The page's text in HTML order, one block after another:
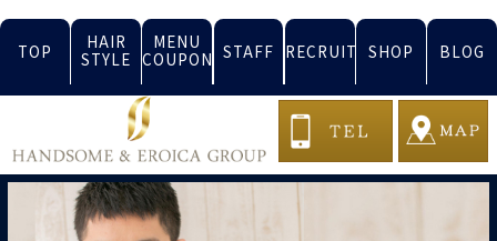
TOP
HAIR
STYLE
MENU
COUPON STAFF RECRUIT SHOP BLOG